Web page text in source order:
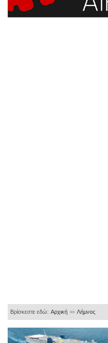
Βρίσκεστε εδώ: Αρχική >> Λήμνος